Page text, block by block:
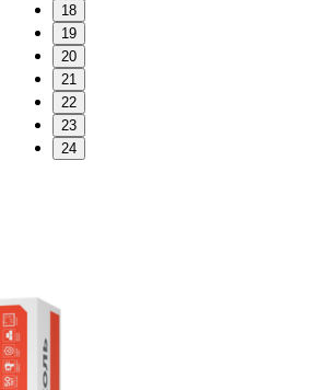
18
19
20
21
22
23
24